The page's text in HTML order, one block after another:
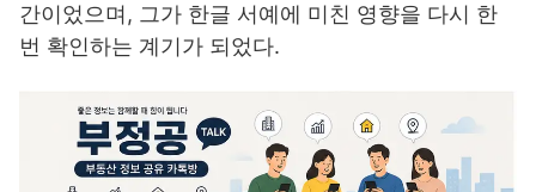
간이었으며, 그가 한글 서예에 미친 영향을 다시 한
번 확인하는 계기가 되었다.